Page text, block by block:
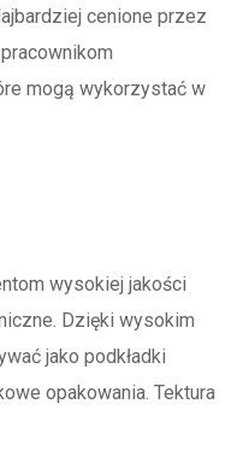
cenione przez
mogą wykorzystać w
wysokiej jakości
Dzięki wysokim
jako podkładki
opakowania. Tektura